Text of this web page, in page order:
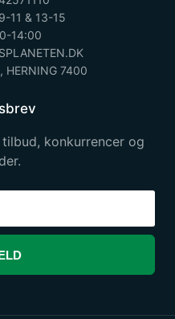
11 & 13-15
14:00
HERNING 7400
konkurrencer og